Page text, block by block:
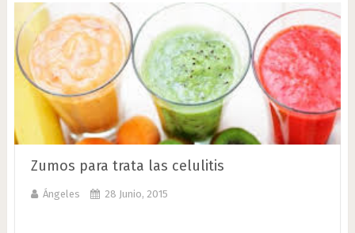
Zumos para trata las celulitis
Ángeles 28 Junio, 2015